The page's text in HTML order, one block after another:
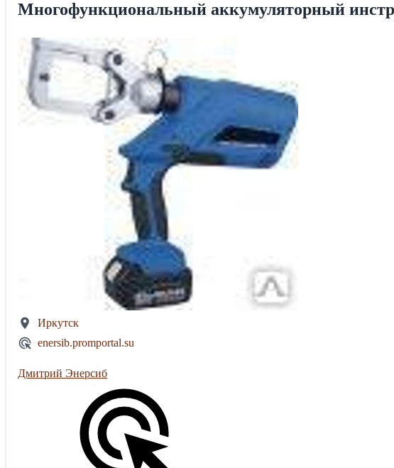
Многофункциональный аккумуляторный
Иркутск
enersib.promportal.su
Дмитрий Энерсиб